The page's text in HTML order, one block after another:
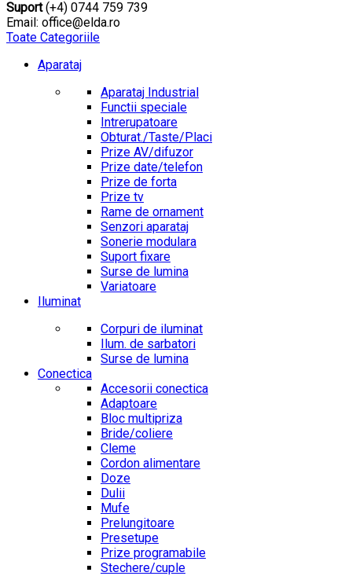
Suport(+4) 0744 759 739
Email: office@elda.ro
Toate Categoriile
Aparataj
Aparataj Industrial
Functii speciale
Intrerupatoare
Obturat./Taste/Placi
Prize AV/difuzor
Prize date/telefon
Prize de forta
Prize tv
Rame de ornament
Senzori aparataj
Sonerie modulara
Suport fixare
Surse de lumina
Variatoare
Iluminat
Corpuri de iluminat
Ilum. de sarbatori
Surse de lumina
Conectica
Accesorii conectica
Adaptoare
Bloc multipriza
Bride/coliere
Cleme
Cordon alimentare
Doze
Dulii
Mufe
Prelungitoare
Presetupe
Prize programabile
Stechere/cuple